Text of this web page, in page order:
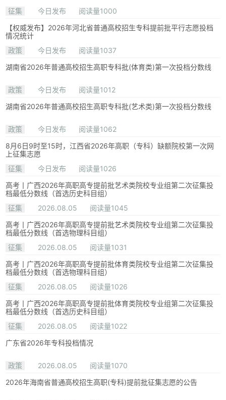
征集 今日发布
阅读量1000
【权威发布】2026年河北省普通高校招生专科提前批平行志愿投档
情况统计
政策
今日发布
阅读量1037
湖南省2026年普通高校招生高职专科批(体育类)第一次投档分数线
政策 今日发布
阅读量1012
湖南省2026年普通高校招生高职专科批(艺术类)第一次投档分数线
政策 今日发布
阅读量1062
8月6日9时至15时，江西省2026年高职（专科）缺额院校第一次网
上征集志愿
征集
今日发布
阅读量1026
高考丨广西2026年高职高专提前批艺术类院校专业组第二次征集投
档最低分数线（首选历史科目组）
征集
2026.08.05
阅读量1045
高考丨广西2026年高职高专提前批艺术类院校专业组第二次征集投
档最低分数线（首选物理科目组）
征集
2026.08.05
阅读量1031
高考丨广西2026年高职高专提前批体育类院校专业组第二次征集投
档最低分数线（首选物理科目组）
征集
2026.08.05
阅读量1026
高考丨广西2026年高职高专提前批体育类院校专业组第二次征集投
档最低分数线（首选历史科目组）
征集
2026.08.05
阅读量1022
广东省2026年专科投档情况
政策 2026.08.05
阅读量1070
2026年海南省普通高校招生高职(专科)提前批征集志愿的公告